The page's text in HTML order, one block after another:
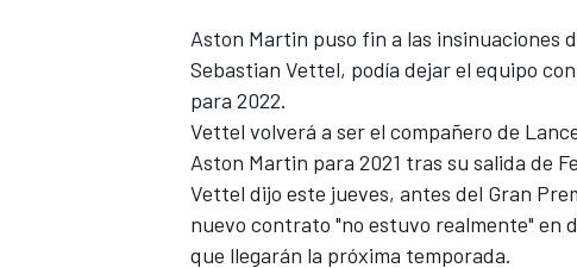
FÓRMULA E
Aston Martin puso fin a las insinuaciones
Sebastian Vettel, podía dejar el equipo
para 2022.
Vettel volverá a ser el compañero de
Aston Martin para 2021 tras su salida de
Vettel dijo este jueves, antes del Gran
nuevo contrato "no estuvo realmente" en
que llegarán la próxima temporada.